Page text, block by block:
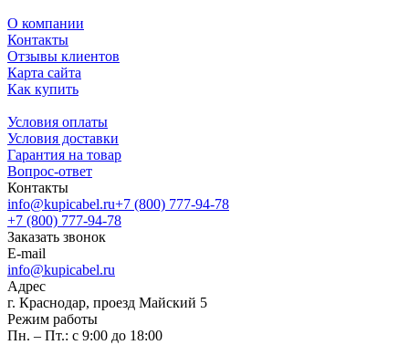
О компании
Контакты
Отзывы клиентов
Карта сайта
Как купить
Условия оплаты
Условия доставки
Гарантия на товар
Вопрос-ответ
Контакты
info@kupicabel.ru+7 (800) 777-94-78
+7 (800) 777-94-78
Заказать звонок
E-mail
info@kupicabel.ru
Адрес
г. Краснодар, проезд Майский 5
Режим работы
Пн. – Пт.: с 9:00 до 18:00